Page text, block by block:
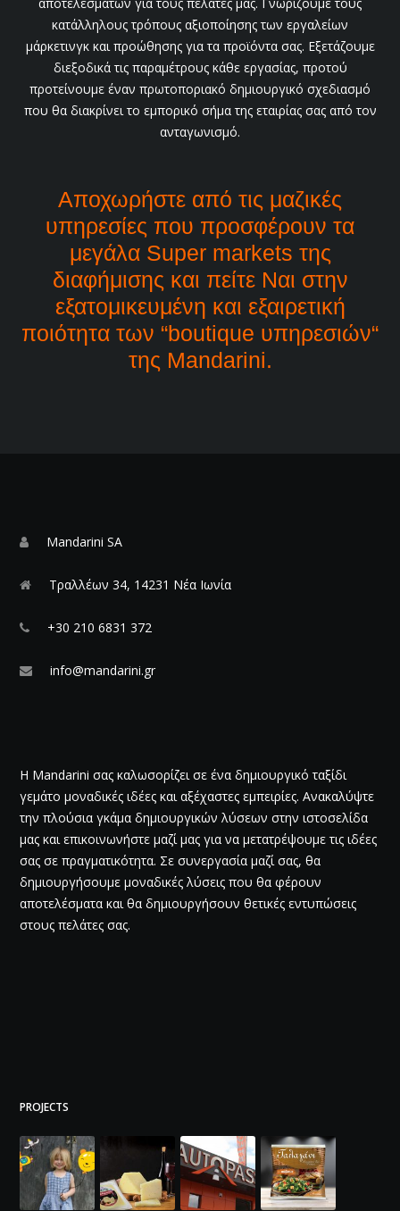
κατάλληλους τρόπους αξιοποίησης των εργαλείων
μάρκετινγκ και προώθησης για τα προϊόντα σας. Εξετάζουμε
διεξοδικά τις παραμέτρους κάθε εργασίας, προτού
προτείνουμε έναν πρωτοποριακό δημιουργικό σχεδιασμό
που θα διακρίνει το εμπορικό σήμα της εταιρίας σας από τον
ανταγωνισμό.
Αποχωρήστε από τις μαζικές
υπηρεσίες που προσφέρουν τα
μεγάλα Super markets της
διαφήμισης και πείτε Ναι στην
εξατομικευμένη και εξαιρετική
ποιότητα των “boutique υπηρεσιών“
της Mandarini.
Mandarini SA
Τραλλέων 34, 14231 Νέα Ιωνία
+30 210 6831 372
info@mandarini.gr
Η Mandarini σας καλωσορίζει σε ένα δημιουργικό ταξίδι
γεμάτο μοναδικές ιδέες και αξέχαστες εμπειρίες. Ανακαλύψτε
την πλούσια γκάμα δημιουργικών λύσεων στην ιστοσελίδα
μας και επικοινωνήστε μαζί μας για να μετατρέψουμε τις ιδέες
σας σε πραγματικότητα. Σε συνεργασία μαζί σας, θα
δημιουργήσουμε μοναδικές λύσεις που θα φέρουν
αποτελέσματα και θα δημιουργήσουν θετικές εντυπώσεις
στους πελάτες σας.
PROJECTS